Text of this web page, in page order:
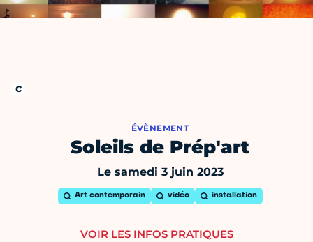
ÉVÈNEMENT
Soleils de Prép'art
Le samedi 3 juin 2023
Art contemporain vidéo installation
VOIR LES INFOS PRATIQUES